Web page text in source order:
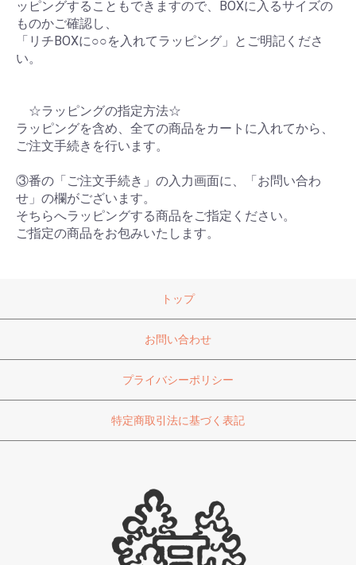
ッピングすることもできますので、BOXに入るサイズの
ものかご確認し、
「リチBOXに○○を入れてラッピング」とご明記くださ
い。
☆ラッピングの指定方法☆
ラッピングを含め、全ての商品をカートに入れてから、
ご注文手続きを行います。
③番の「ご注文手続き」の入力画面に、「お問い合わ
せ」の欄がございます。
そちらへラッピングする商品をご指定ください。
ご指定の商品をお包みいたします。
トップ
お問い合わせ
プライバシーポリシー
特定商取引法に基づく表記